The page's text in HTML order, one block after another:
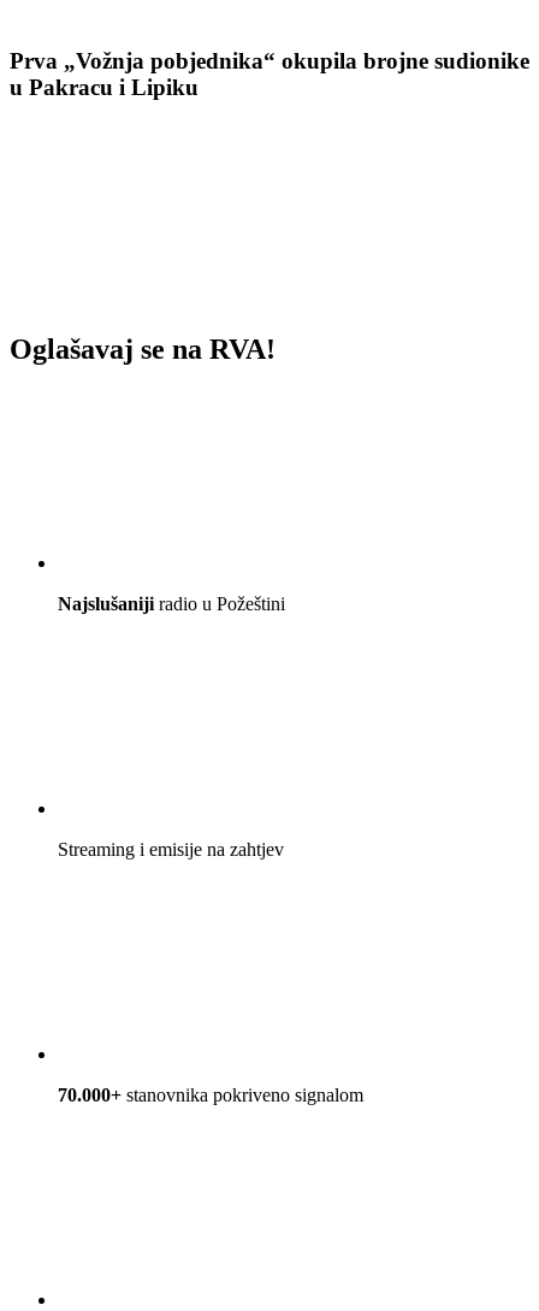
Prva „Vožnja pobjednika“ okupila brojne sudionike
u Pakracu i Lipiku
Oglašavaj se na RVA!
Najslušanijiradio u Požeštini
Streaming i emisije na zahtjev
70.000+ stanovnika pokriveno signalom